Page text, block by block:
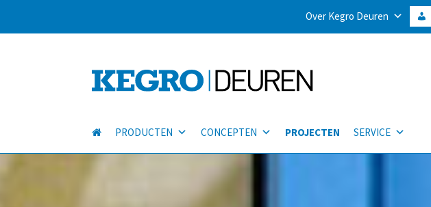
Over Kegro Deuren
PRODUCTEN CONCEPTEN PROJECTEN SERVICE